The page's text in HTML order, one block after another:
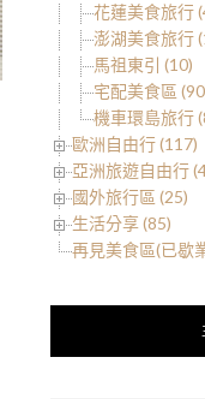
花蓮美食旅行
澎湖美食旅行
馬祖東引 (10)
宅配美食區
機車環島旅行
歐洲自由行 (117)
亞洲旅遊自由行
國外旅行區 (25)
生活分享 (85)
再見美食區(已歇